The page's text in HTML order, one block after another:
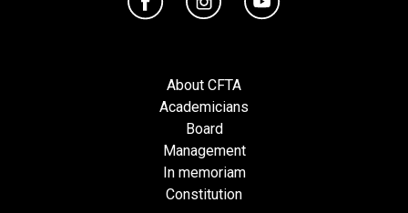
About CFTA
Academicians
Board
Management
In memoriam
Constitution